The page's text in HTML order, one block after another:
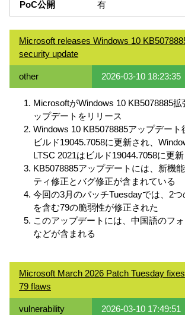
PoC公開 有
Microsoft releases Windows 10
security update
other 2026-03-10 18:23:35
MicrosoftがWindows 10 KB5078885
ップデートをリリース
Windows 10 KB5078885アップデート
ビルド19045.7058に更新され、
LTSC 2021はビルド19044.7058に更
KB5078885アップデートには、新機
ティ修正とバグ修正が含まれている
今回の3月のパッチTuesdayでは、2
を含む79の脆弱性が修正された
このアップデートには、中国語のフ
などが含まれる
Microsoft March 2026 Patch Tuesday
79 flaws
vulnerability 2026-03-10 17:49:51